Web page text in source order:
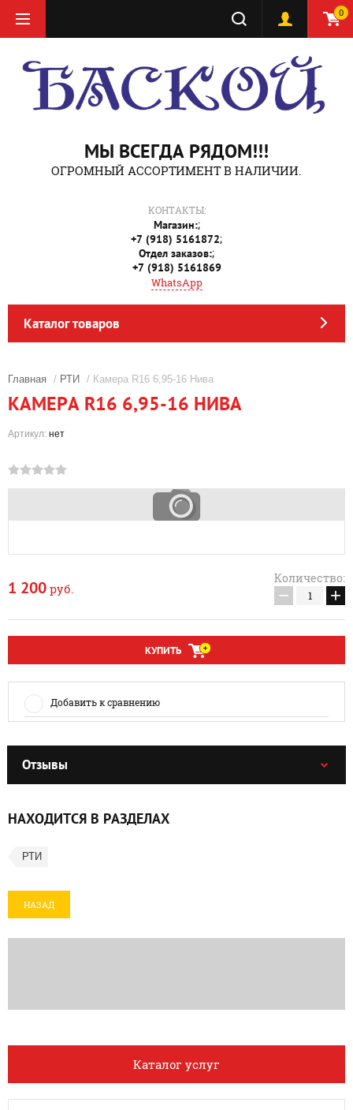
0
МЫ ВСЕГДА РЯДОМ!!!
ОГРОМНЫЙ АССОРТИМЕНТ В НАЛИЧИИ.
КОНТАКТЫ:
Магазин:;
+7 (918) 5161872;
Отдел заказов:;
+7 (918) 5161869
WhatsApp
Каталог товаров
Главная / РТИ / Камера R16 6,95-16 Нива
КАМЕРА R16 6,95-16 НИВА
Артикул: нет
1 200 руб.
Количество:
− +
КУПИТЬ
Добавить к сравнению
Отзывы
НАХОДИТСЯ В РАЗДЕЛАХ
РТИ
НАЗАД
Каталог услуг